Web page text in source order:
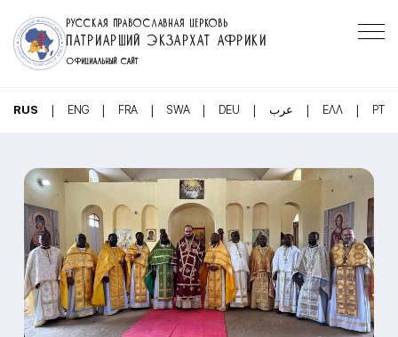
РУССКАЯ ПРАВОСЛАВНАЯ ЦЕРКОВЬ
ПАТРИАРШИЙ ЭКЗАРХАТ АФРИКИ
ОФИЦИАЛЬНЫЙ САЙТ
RUS | ENG | FRA | SWA | DEU | عرب | ΕΛΛ | PT